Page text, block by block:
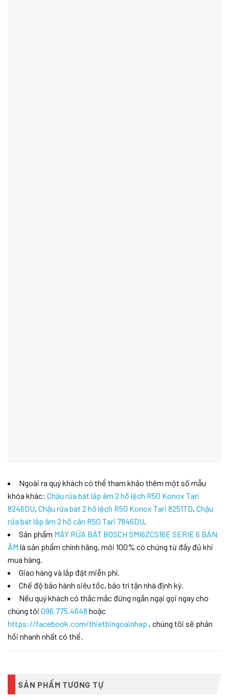
Ngoài ra quý khách có thể tham khảo thêm một số mẫu
khóa khác: Chậu rửa bát lắp âm 2 hố lệch R50 Konox Tari
8246DU, Chậu rửa bát 2 hố lệch R50 Konox Tari 8251TD, Chậu
rửa bát lắp âm 2 hố cân R50 Tari 7846DU,
Sản phẩm MÁY RỬA BÁT BOSCH SMI6ZCS16E SERIE 6 BÁN
ÂM là sản phẩm chính hãng, mới 100% có chứng từ đầy đủ khi
mua hàng.
Giao hàng và lắp đặt miễn phí.
Chế độ bảo hành siêu tốc, bảo trì tận nhà định kỳ.
Nếu quý khách có thắc mắc đừng ngần ngại gọi ngay cho
chúng tôi 096.775.4648 hoặc
https://facebook.com/thietbingoainhap , chúng tôi sẽ phản
hồi nhanh nhất có thể.
SẢN PHẨM TƯƠNG TỰ